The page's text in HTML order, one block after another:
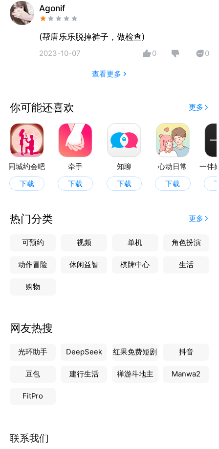
3.分享日常生活，自由交流，低压力轻松聊天
4.按需拓展圈子，随缘遇见温柔心动的美好关系
我们高度重视用户隐私保护，
所有认证资料仅作安全核验使用，全程加密保密，绝不
随意公开。
拒绝套路、拒绝骚扰，
Agonif
(帮唐乐乐脱掉裤子，做检查)
2023-10-07 0 0
查看更多
你可能还喜欢 更多
同城约会吧
下载
牵手
下载
知聊
下载
心动日常
下载
热门分类 更多
可预约 视频 单机 角色扮演
动作冒险 休闲益智 棋牌中心 生活
购物
网友热搜
光环助手 DeepSeek 红果免费短剧 抖音
豆包 建行生活 禅游斗地主 Manwa2
FitPro
联系我们